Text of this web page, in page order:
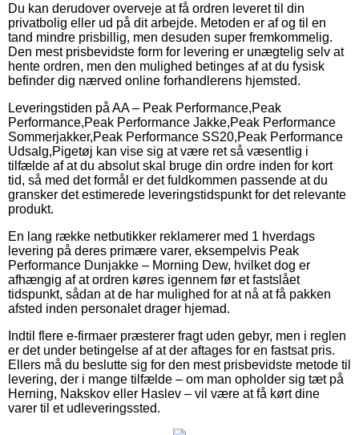
Du kan derudover overveje at få ordren leveret til din
privatbolig eller ud på dit arbejde. Metoden er af og til en
tand mindre prisbillig, men desuden super fremkommelig.
Den mest prisbevidste form for levering er unægtelig selv at
hente ordren, men den mulighed betinges af at du fysisk
befinder dig nærved online forhandlerens hjemsted.
Leveringstiden på AA – Peak Performance,Peak
Performance,Peak Performance Jakke,Peak Performance
Sommerjakker,Peak Performance SS20,Peak Performance
Udsalg,Pigetøj kan vise sig at være ret så væsentlig i
tilfælde af at du absolut skal bruge din ordre inden for kort
tid, så med det formål er det fuldkommen passende at du
gransker det estimerede leveringstidspunkt for det relevante
produkt.
En lang række netbutikker reklamerer med 1 hverdags
levering på deres primære varer, eksempelvis Peak
Performance Dunjakke – Morning Dew, hvilket dog er
afhængig af at ordren køres igennem før et fastslået
tidspunkt, sådan at de har mulighed for at nå at få pakken
afsted inden personalet drager hjemad.
Indtil flere e-firmaer præsterer fragt uden gebyr, men i reglen
er det under betingelse af at der aftages for en fastsat pris.
Ellers må du beslutte sig for den mest prisbevidste metode til
levering, der i mange tilfælde – om man opholder sig tæt på
Herning, Nakskov eller Haslev – vil være at få kørt dine
varer til et udleveringssted.